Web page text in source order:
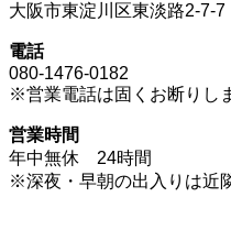
大阪市東淀川区東淡路2-7-7
電話
080-1476-0182
※営業電話は固くお断りし
営業時間
年中無休 24時間
※深夜・早朝の出入りは近